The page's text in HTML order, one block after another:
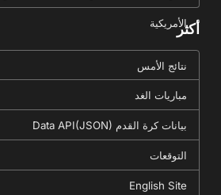
الأمريكيةأكثر
نتائج الأمس
مباريات الغد
بيانات كرة القدم Data API(JSON)
التوقعات
English Site